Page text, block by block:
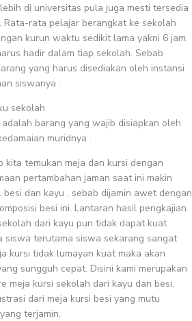
di universitas pula juga mesti tersedia
Rata-rata pelajar berangkat ke sekolah
kurun waktu sedikit lama yakni 6 jam.
hadir dalam tiap sekolah. Sebab
yang harus disediakan oleh instansi
siswanya .
sekolah
barang yang wajib disiapkan oleh
muridnya .
kita temukan meja dan kursi dengan
pertambahan jaman saat ini makin
dan kayu , sebab dijamin awet dengan
besi ini. Lantaran hasil pengkajian
dari kayu pun tidak dapat kuat
siswa terutama siswa sekarang sangat
kursi tidak lumayan kuat maka akan
sungguh cepat. Disini kami merupakan
meja kursi sekolah dari kayu dan besi,
dari meja kursi besi yang mutu
terjamin.